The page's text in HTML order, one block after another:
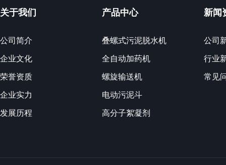
关于我们
公司简介
企业文化
荣誉资质
企业实力
发展历程
产品中心
叠螺式污泥脱水机
全自动加药机
螺旋输送机
电动污泥斗
高分子絮凝剂
新闻
公司
行业
常见